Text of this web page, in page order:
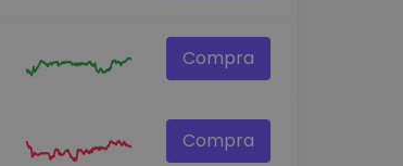
Compra
Compra